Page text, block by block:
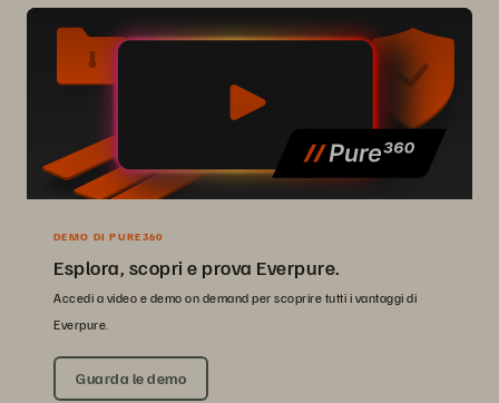
DEMO DI PURE360
Esplora, scopri e prova Everpure.
Accedi a video e demo on demand per scoprire tutti i vantaggi di
Everpure.
Guarda le demo